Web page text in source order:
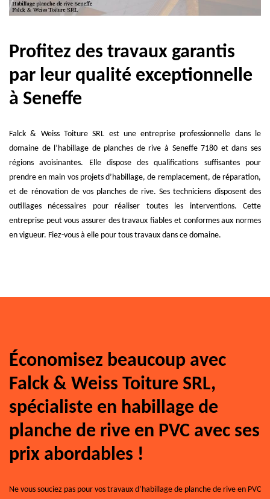
Profitez des travaux garantis
par leur qualité exceptionnelle
à Seneffe
Falck & Weiss Toiture SRL est une entreprise professionnelle dans le
domaine de l’habillage de planches de rive à Seneffe 7180 et dans ses
régions avoisinantes. Elle dispose des qualifications suffisantes pour
prendre en main vos projets d’habillage, de remplacement, de réparation,
et de rénovation de vos planches de rive. Ses techniciens disposent des
outillages nécessaires pour réaliser toutes les interventions. Cette
entreprise peut vous assurer des travaux fiables et conformes aux normes
en vigueur. Fiez-vous à elle pour tous travaux dans ce domaine.
Économisez beaucoup avec
Falck & Weiss Toiture SRL,
spécialiste en habillage de
planche de rive en PVC avec ses
prix abordables !
Ne vous souciez pas pour vos travaux d’habillage de planche de rive en PVC